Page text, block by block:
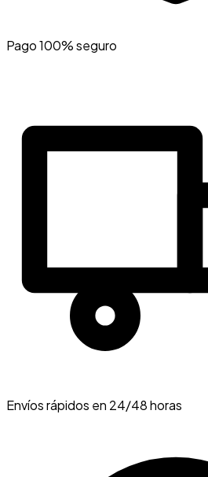
Pago 100% seguro
Envíos rápidos en 24/48 horas